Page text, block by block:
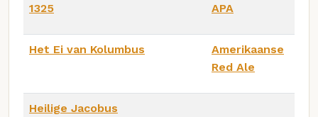
1325 APA
Het Ei van Kolumbus
Amerikaanse
Red Ale
Heilige Jacobus